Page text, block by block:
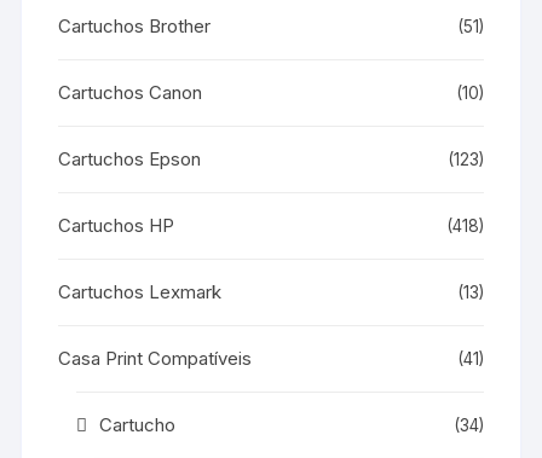
Cartuchos Brother (51)
Cartuchos Canon (10)
Cartuchos Epson (123)
Cartuchos HP (418)
Cartuchos Lexmark (13)
Casa Print Compatíveis (41)
Cartucho (34)